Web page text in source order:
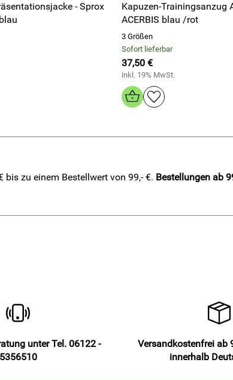
- Sprox
Kapuzen-Trainingsanzug ALKMAN v.
ACERBIS blau /rot
3 Größen
Sofort lieferbar
37,50 €
inkl. 19% MwSt.
zu einem Bestellwert von 99,- €. Bestellungen ab
unter Tel. 06122 -
5356510
Versandkostenfrei ab
innerhalb